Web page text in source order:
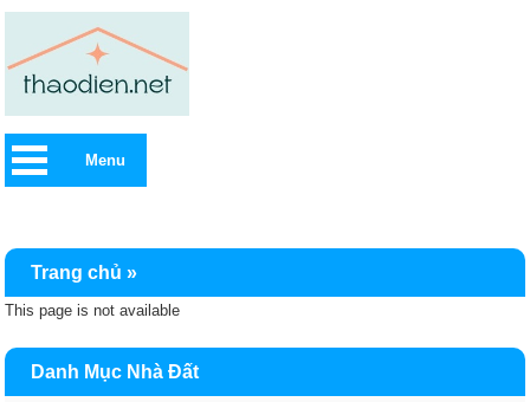
This page is not available
Trang chủ »
Danh Mục Nhà Đất
Menu